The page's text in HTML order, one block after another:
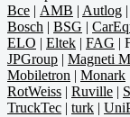
Все | AMB | Autlog |
Bosch | BSG |
ELO | Eltek | FAG |
JPGroup | Magneti
Mobiletron | Monark
RotWeiss | Ruville |
TruckTec | turk |